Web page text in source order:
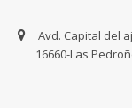
Avd. Capital del
16660-Las